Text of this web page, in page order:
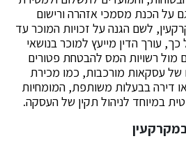
על הכנת מסמכי אזהרה ורישום
לשם הגנה על זכויות המוכר עד
עורך הדין מייעץ למוכר בנושאי
מול רשויות המס להבטחת פטורים
של עסקאות מורכבות, כמו מכירת
דירה בבעלות משותפת, המומחיות
במיוחד לניהול תקין של העסקה.